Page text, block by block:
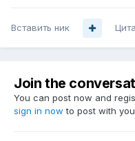
Вставить ник
Join the
You can post now and
sign in now to post with